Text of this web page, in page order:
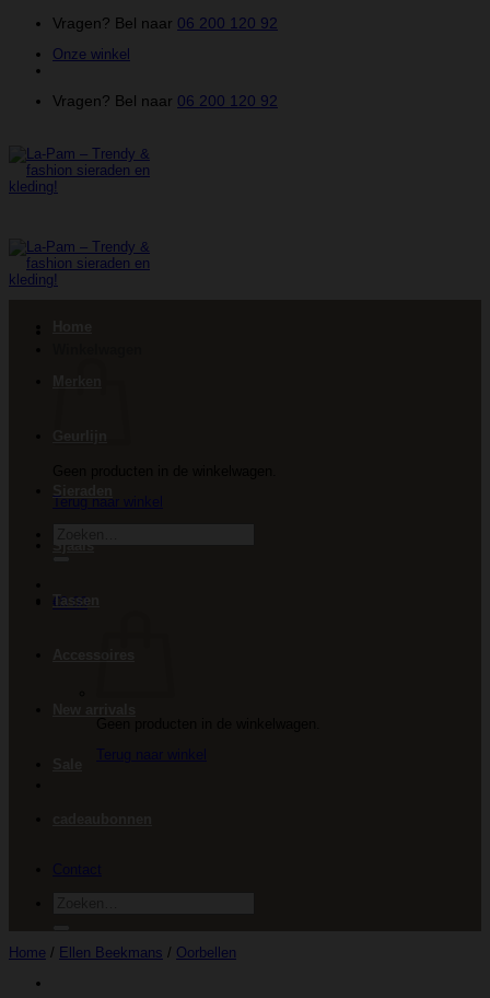
inhoud
Vragen? Bel naar 06 200 120 92
Onze winkel
Vragen? Bel naar 06 200 120 92
Terug naar winkel
€0.00
Tassen
Home / Ellen Beekmans / Oorbellen